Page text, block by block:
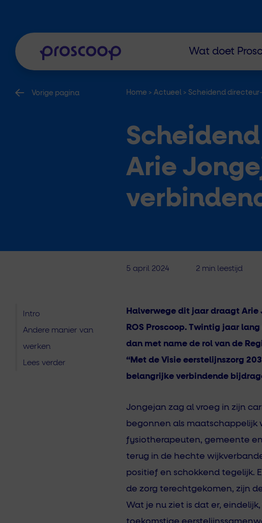
Wat doet
Vorige pagina Home > Actueel > Scheidend
Arie
5 april 2024 2 min leestijd
Intro
Andere manier van
werken
Lees verder
Halverwege dit jaar draagt
ROS Proscoop. Twintig jaar
dan met name de rol van de
“Met de Visie eerstelijnszorg
belangrijke verbindende
Jongejan zag al vroeg in zijn
begonnen als maatschappelijk
fysiotherapeuten, gemeente
terug in de hechte
positief en schokkend tegelijk.
de zorg terechtgekomen, zijn
Wat je nu ziet is dat er,